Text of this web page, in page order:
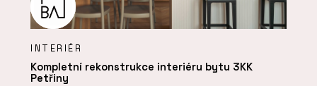
INTERIÉR
Kompletní rekonstrukce interiéru bytu 3KK
Petřiny